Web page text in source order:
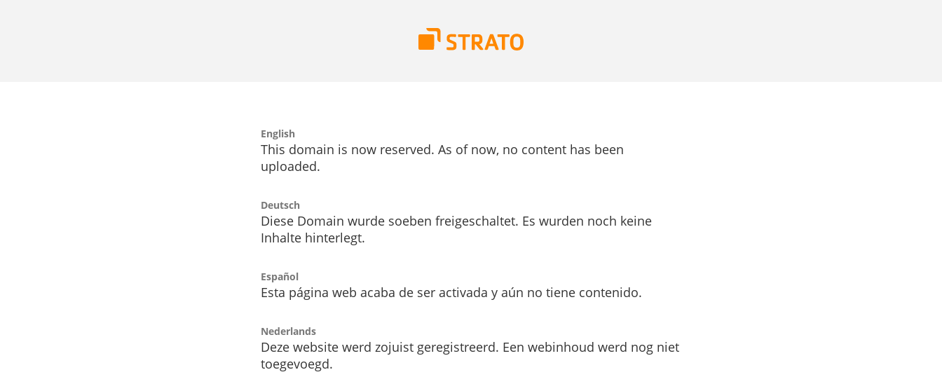
English
This domain is now reserved. As of now, no content has been
uploaded.
Deutsch
Diese Domain wurde soeben freigeschaltet. Es wurden noch keine
Inhalte hinterlegt.
Español
Esta página web acaba de ser activada y aún no tiene contenido.
Nederlands
Deze website werd zojuist geregistreerd. Een webinhoud werd nog niet
toegevoegd.